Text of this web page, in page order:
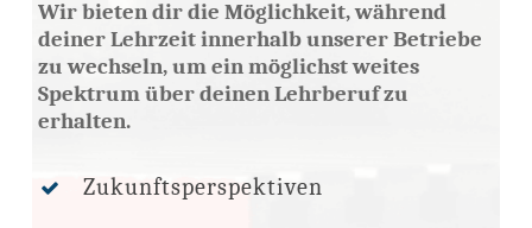
Wir bieten dir die Möglichkeit, während
deiner Lehrzeit innerhalb unserer Betriebe
zu wechseln, um ein möglichst weites
Spektrum über deinen Lehrberuf zu
erhalten.
Zukunftsperspektiven